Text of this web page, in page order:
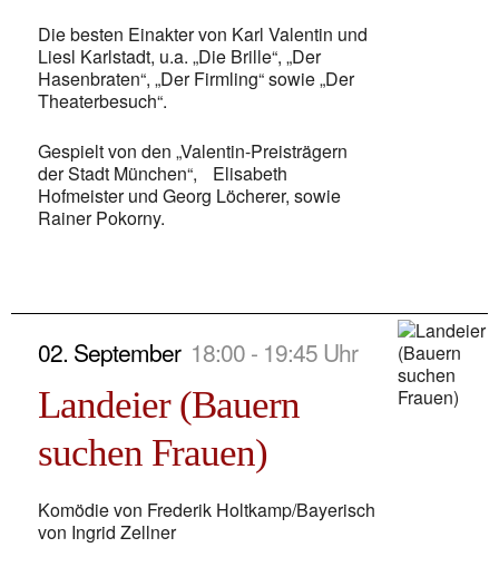
Die besten Einakter von Karl Valentin und
Liesl Karlstadt, u.a. „Die Brille“, „Der
Hasenbraten“, „Der Firmling“ sowie „Der
Theaterbesuch“.
Gespielt von den „Valentin-Preisträgern
der Stadt München“, Elisabeth
Hofmeister und Georg Löcherer, sowie
Rainer Pokorny.
02. September 18:00 - 19:45 Uhr
Landeier (Bauern
suchen Frauen)
Komödie von Frederik Holtkamp/Bayerisch
von Ingrid Zellner